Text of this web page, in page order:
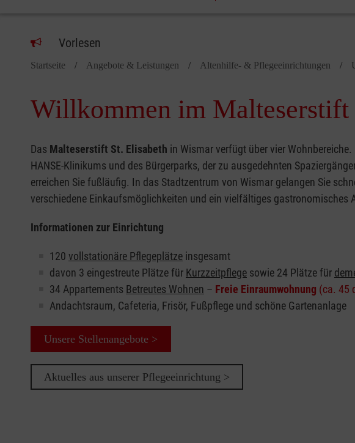
Vorlesen
Startseite Angebote & Leistungen Altenhilfe- & Pflegeeinrichtungen
Willkommen im Malteserstift
Das Malteserstift St. Elisabeth in Wismar verfügt über vier
HANSE-Klinikums und des Bürgerparks, der zu ausgedehnten
erreichen Sie fußläufig. In das Stadtzentrum von Wismar gelangen Sie
verschiedene Einkaufsmöglichkeiten und ein vielfältiges gastronomisches
Informationen zur Einrichtung
120 vollstationäre Pflegeplätze insgesamt
davon 3 eingestreute Plätze für Kurzzeitpflege sowie 24 Plätze für
34 Appartements Betreutes Wohnen – Freie Einraumwohnung (ca. 45
Andachtsraum, Cafeteria, Frisör, Fußpflege und schöne Gartenanlage
Unsere Stellenangebote >
Aktuelles aus unserer Pflegeeinrichtung >